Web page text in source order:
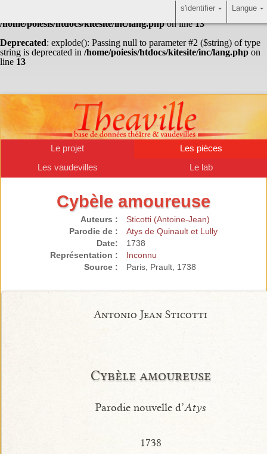
: Undefined array key "HTTP_ACCEPT_LANGUAGE" in
/home/poiesis/htdocs/kitesite/inc/lang.phpon line13
Deprecated: explode(): Passing null to parameter #2 ($string) of type
string is deprecated in /home/poiesis/htdocs/kitesite/inc/lang.php on
line 13
Le projet
Les pièces
Les vaudevilles
Le lab
Cybèle amoureuse
Auteurs :
Sticotti (Antoine-Jean)
Parodie de :
Atys de Quinault et Lully
Date:
1738
Représentation :
Inconnu
Source :
Paris, Prault, 1738
Antonio Jean Sticotti
Cybèle amoureuse
Parodie nouvelle d’Atys
1738
Langue
s'identifier